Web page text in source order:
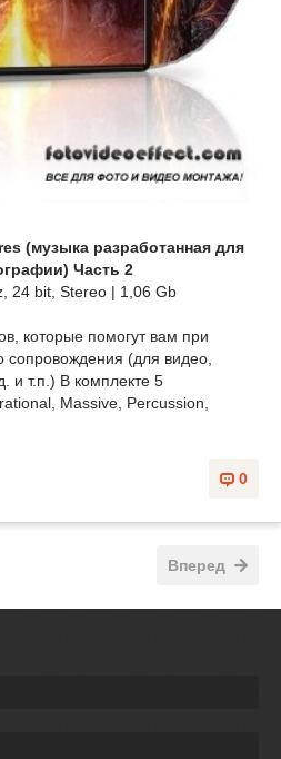
(музыка разработанная для
Часть 2
24 bit, Stereo | 1,06 Gb
которые помогут вам при
сопровождения (для видео,
и т.п.) В комплекте 5
Massive, Percussion,
0
Вперед